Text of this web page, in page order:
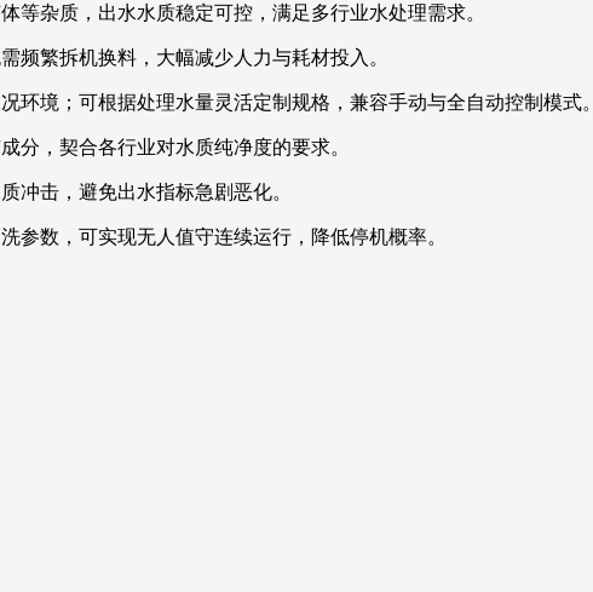
杂质，出水水质稳定可控，满足多行业水处理需求。
频繁拆机换料，大幅减少人力与耗材投入。
境；可根据处理水量灵活定制规格，兼容手动与全自动控制模式。
分，契合各行业对水质纯净度的要求。
冲击，避免出水指标急剧恶化。
参数，可实现无人值守连续运行，降低停机概率。